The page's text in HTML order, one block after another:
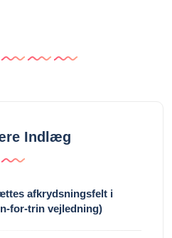
Indlæg
afkrydsningsfelt i
for-trin vejledning)